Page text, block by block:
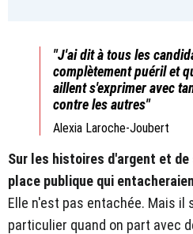
"J'ai dit à tous les
complètement puéril et
aillent s'exprimer avec
contre les autres"
Alexia Laroche-Joubert
Sur les histoires d'argent et
place publique qui
Elle n'est pas entachée. Mais il
particulier quand on part avec